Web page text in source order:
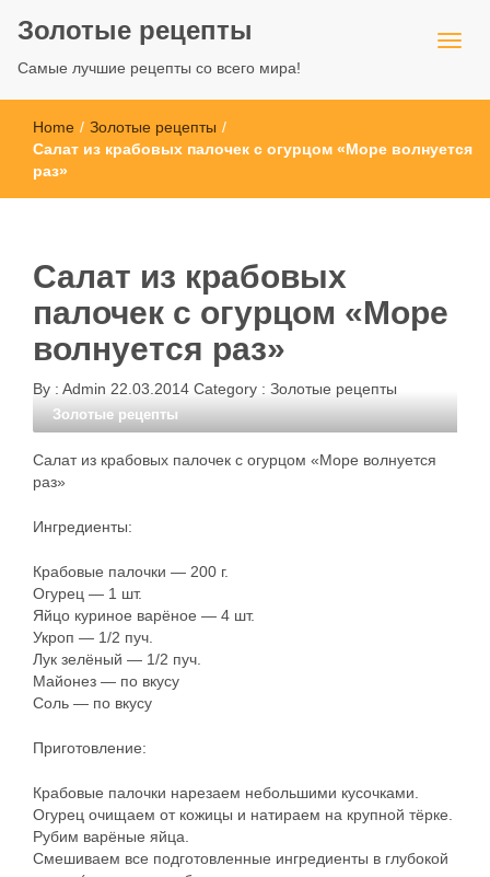
Золотые рецепты
Самые лучшие рецепты со всего мира!
Home / Золотые рецепты /
Салат из крабовых палочек с огурцом «Море волнуется
раз»
Салат из крабовых
палочек с огурцом «Море
волнуется раз»
By : Admin 22.03.2014 Category : Золотые рецепты
Золотые рецепты
Салат из крабовых палочек с огурцом «Море волнуется
раз»
Ингредиенты:
Крабовые палочки — 200 г.
Огурец — 1 шт.
Яйцо куриное варёное — 4 шт.
Укроп — 1/2 пуч.
Лук зелёный — 1/2 пуч.
Майонез — по вкусу
Соль — по вкусу
Приготовление:
Крабовые палочки нарезаем небольшими кусочками.
Огурец очищаем от кожицы и натираем на крупной тёрке.
Рубим варёные яйца.
Смешиваем все подготовленные ингредиенты в глубокой